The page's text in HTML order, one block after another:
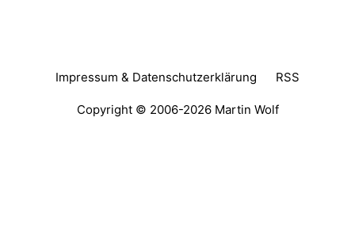
Impressum & Datenschutzerklärung RSS
Copyright © 2006-2026 Martin Wolf